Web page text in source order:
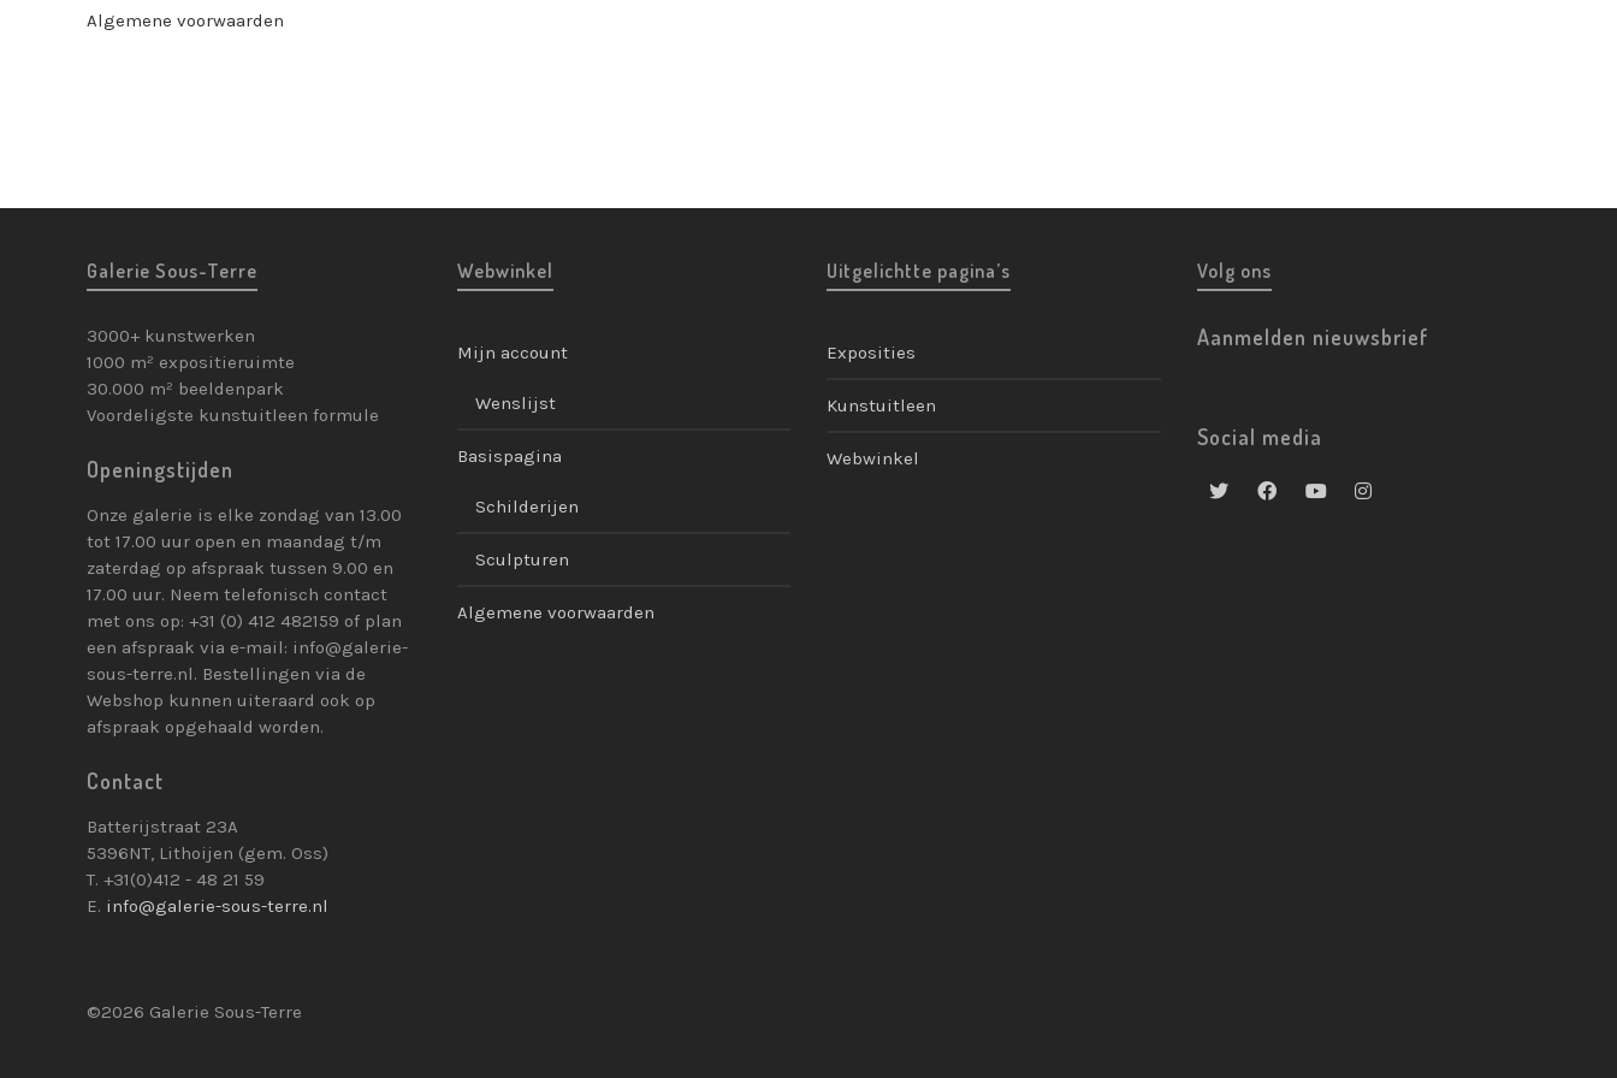
Algemene voorwaarden
Galerie Sous-Terre
3000+ kunstwerken
1000 m² expositieruimte
30.000 m² beeldenpark
Voordeligste kunstuitleen formule
Openingstijden
Onze galerie is elke zondag van 13.00
tot 17.00 uur open en maandag t/m
zaterdag op afspraak tussen 9.00 en
17.00 uur. Neem telefonisch contact
met ons op: +31 (0) 412 482159 of plan
een afspraak via e-mail: info@galerie-
sous-terre.nl. Bestellingen via de
Webshop kunnen uiteraard ook op
afspraak opgehaald worden.
Contact
Batterijstraat 23A
5396NT, Lithoijen (gem. Oss)
T. +31(0)412 - 48 21 59
E. info@galerie-sous-terre.nl
©2026 Galerie Sous-Terre
Webwinkel
Mijn account
Wenslijst
Basispagina
Schilderijen
Sculpturen
Algemene voorwaarden
Uitgelichtte pagina’s
Exposities
Kunstuitleen
Webwinkel
Volg ons
Aanmelden nieuwsbrief
Social media